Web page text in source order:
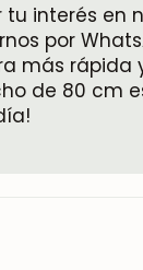
tu interés en
por
más rápida
de 80 cm